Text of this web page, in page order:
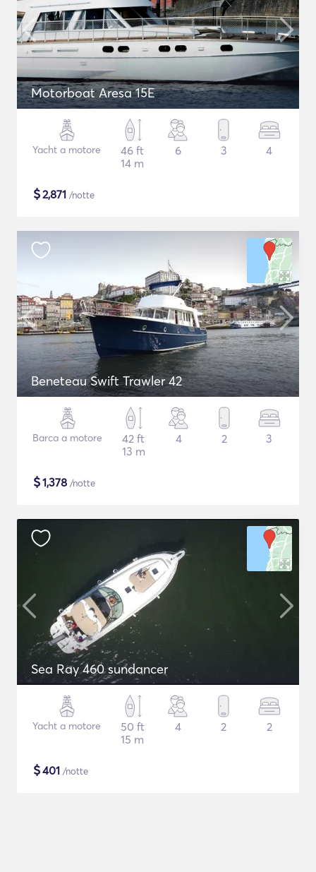
Motorboat Aresa 15E
Yacht a motore
46 ft
14 m
6 3 4
$2,871 /notte
Beneteau Swift Trawler 42
Barca a motore
42 ft
13 m
4 2 3
$1,378 /notte
Sea Ray 460 sundancer
Yacht a motore
50 ft
15 m
4 2 2
$401 /notte